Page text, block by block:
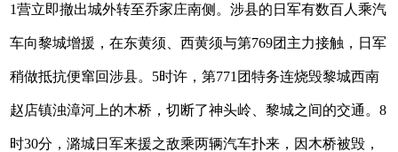
1营立即撤出城外转至乔家庄南侧。涉县的日军有数百人乘汽
车向黎城增援，在东黄须、西黄须与第769团主力接触，日军
稍做抵抗便窜回涉县。5时许，第771团特务连烧毁黎城西南
赵店镇浊漳河上的木桥，切断了神头岭、黎城之间的交通。8
时30分，潞城日军来援之敌乘两辆汽车扑来，因木桥被毁，